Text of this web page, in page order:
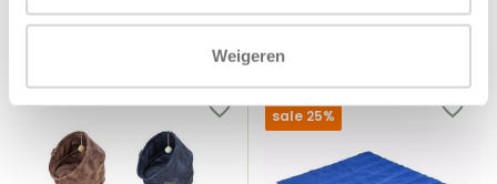
Weigeren
sale 25%